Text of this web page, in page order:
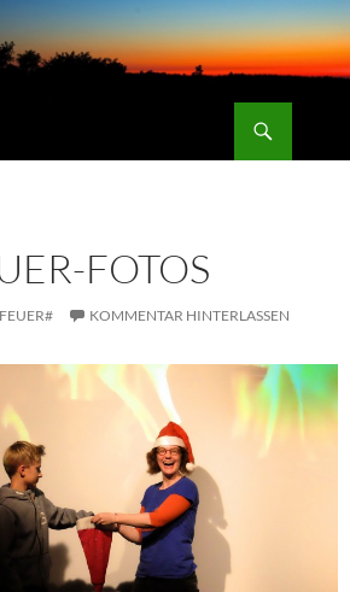
FOTOS
KOMMENTAR HINTERLASSEN